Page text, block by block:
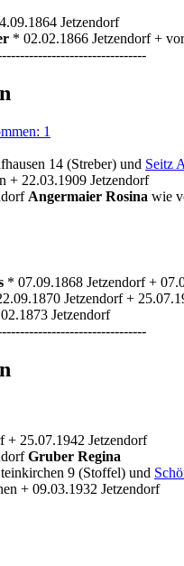
Jetzendorf
* 02.02.1866 Jetzendorf +
1
14 (Streber) und Seitz
+ 22.03.1909 Jetzendorf
Angermaier Rosina wie
* 07.09.1868 Jetzendorf +
Jetzendorf +
Jetzendorf
+ 25.07.1942 Jetzendorf
Gruber Regina
9 (Stoffel) und
+ 09.03.1932 Jetzendorf